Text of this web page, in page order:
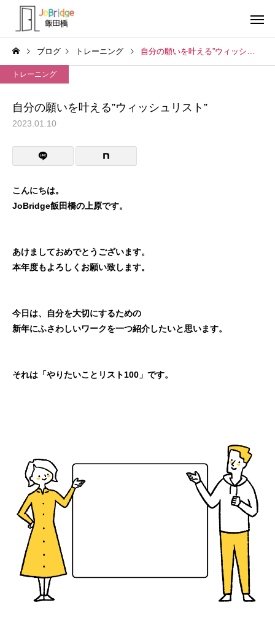
利用者の声
働き続けるための土台
ブログ トレーニング 自分の願いを叶える”ウィッシュリスト”
トレーニング
自分の願いを叶える”ウィッシュリスト”
2023.01.10
こんにちは。
JoBridge飯田橋の上原です。
あけましておめでとうございます。
本年度もよろしくお願い致します。
今日は、自分を大切にするための
新年にふさわしいワークを一つ紹介したいと思います。
それは「やりたいことリスト100」です。